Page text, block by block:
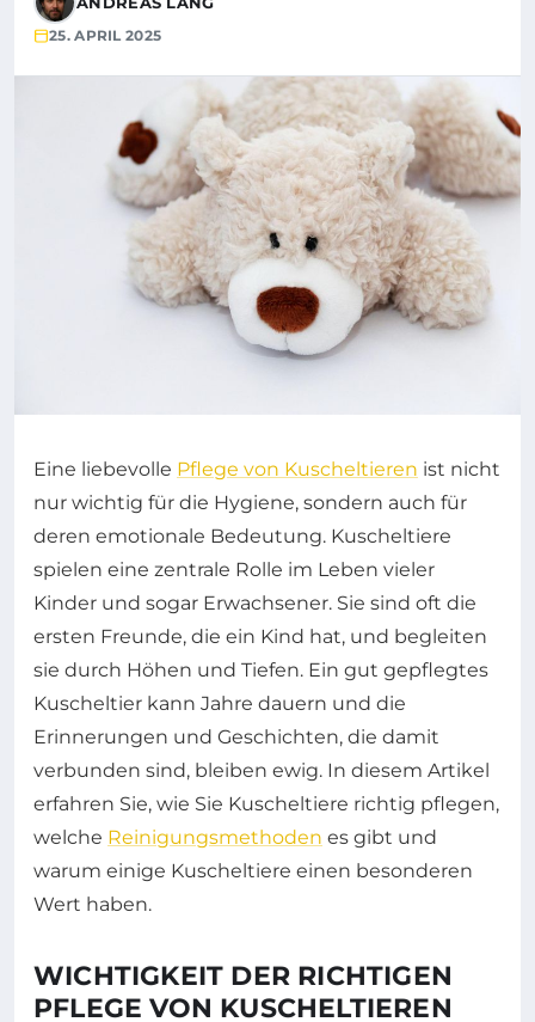
25. APRIL 2025
Eine liebevolle Pflege von Kuscheltieren ist nicht
nur wichtig für die Hygiene, sondern auch für
deren emotionale Bedeutung. Kuscheltiere
spielen eine zentrale Rolle im Leben vieler
Kinder und sogar Erwachsener. Sie sind oft die
ersten Freunde, die ein Kind hat, und begleiten
sie durch Höhen und Tiefen. Ein gut gepflegtes
Kuscheltier kann Jahre dauern und die
Erinnerungen und Geschichten, die damit
verbunden sind, bleiben ewig. In diesem Artikel
erfahren Sie, wie Sie Kuscheltiere richtig pflegen,
welche Reinigungsmethoden es gibt und
warum einige Kuscheltiere einen besonderen
Wert haben.
WICHTIGKEIT DER RICHTIGEN
PFLEGE VON KUSCHELTIEREN